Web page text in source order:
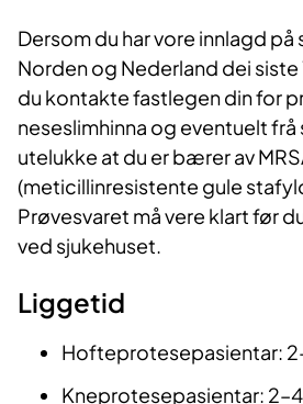
Dersom du har vore innlagd på
Norden og Nederland dei siste
du kontakte fastlegen din for
neseslimhinna og eventuelt frå
utelukke at du er bærer av
(meticillinresistente gule
Prøvesvaret må vere klart før
ved sjukehuset.
Liggetid
Hofteprotesepasientar:
Kneprotesepasientar: